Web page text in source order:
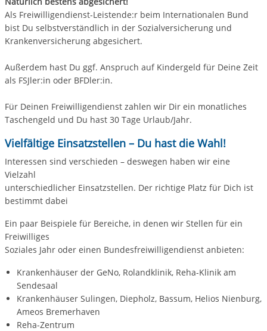
Als Freiwilligendienst-Leistende:r beim Internationalen Bund
bist Du selbstverständlich in der Sozialversicherung und
Krankenversicherung abgesichert.
Außerdem hast Du ggf. Anspruch auf Kindergeld für Deine Zeit
als FSJler:in oder BFDler:in.
Für Deinen Freiwilligendienst zahlen wir Dir ein monatliches
Taschengeld und Du hast 30 Tage Urlaub/Jahr.
Vielfältige Einsatzstellen – Du hast die Wahl!
Interessen sind verschieden – deswegen haben wir eine
Vielzahl
unterschiedlicher Einsatzstellen. Der richtige Platz für Dich ist
bestimmt dabei
Ein paar Beispiele für Bereiche, in denen wir Stellen für ein
Freiwilliges
Soziales Jahr oder einen Bundesfreiwilligendienst anbieten:
Krankenhäuser der GeNo, Rolandklinik, Reha-Klinik am
Sendesaal
Krankenhäuser Sulingen, Diepholz, Bassum, Helios Nienburg,
Ameos Bremerhaven
Reha-Zentrum